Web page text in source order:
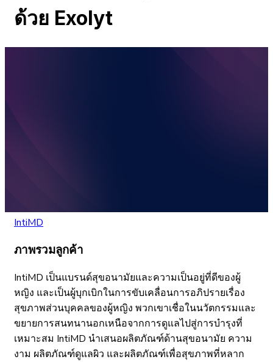
ด้วย Exolyt
IntiMD
ภาพรวมลูกค้า
IntiMD เป็นแบรนด์สุขอนามัยและความเป็นอยู่ที่ดีของผู้
หญิง และเป็นผู้บุกเบิกในการขับเคลื่อนการอภิปรายเรื่อง
สุขภาพส่วนบุคคลของผู้หญิง พวกเขาเชื่อในนวัตกรรมและ
ขยายการสนทนานอกเหนือจากการดูแลไปสู่การบำรุงที่
เหมาะสม IntiMD นำเสนอผลิตภัณฑ์ด้านสุขอนามัย ความ
งาม ผลิตภัณฑ์ดูแลผิว และผลิตภัณฑ์เพื่อสุขภาพที่หลาก